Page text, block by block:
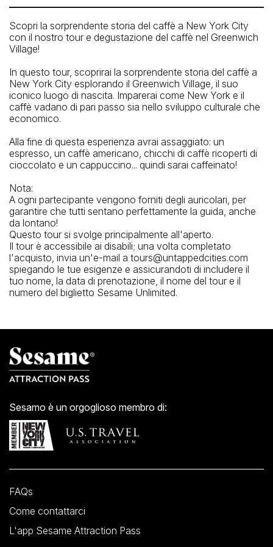
10004
How To Get There: By Subway: A,B,C,D,E,F,M to W4
Street
Scopri la sorprendente storia del caffè a New York City
con il nostro tour e degustazione del caffè nel Greenwich
Village!
In questo tour, scoprirai la sorprendente storia del caffè a
New York City esplorando il Greenwich Village, il suo
iconico luogo di nascita. Imparerai come New York e il
caffè vadano di pari passo sia nello sviluppo culturale che
economico.
Alla fine di questa esperienza avrai assaggiato: un
espresso, un caffè americano, chicchi di caffè ricoperti di
cioccolato e un cappuccino... quindi sarai caffeinato!
Nota:
A ogni partecipante vengono forniti degli auricolari, per
garantire che tutti sentano perfettamente la guida, anche
da lontano!
Questo tour si svolge principalmente all'aperto.
Il tour è accessibile ai disabili; una volta completato
l'acquisto, invia un'e-mail a tours@untappedcities.com
spiegando le tue esigenze e assicurandoti di includere il
tuo nome, la data di prenotazione, il nome del tour e il
numero del biglietto Sesame Unlimited.
Sesamo è un orgoglioso membro di:
FAQs
Come contattarci
L'app Sesame Attraction Pass